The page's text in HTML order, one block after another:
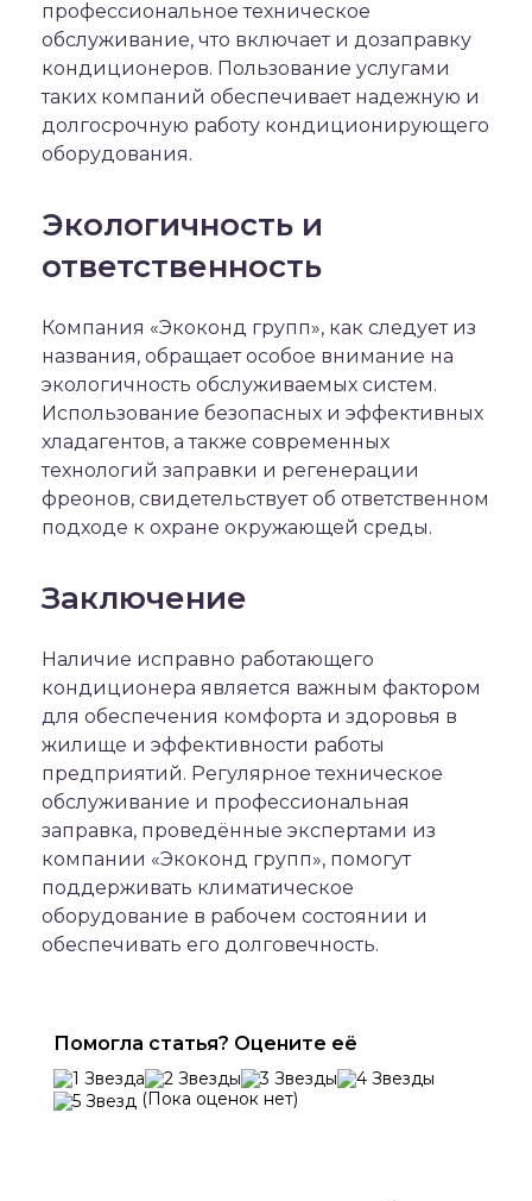
профессиональное техническое
обслуживание, что включает и дозаправку
кондиционеров. Пользование услугами
таких компаний обеспечивает надежную и
долгосрочную работу кондиционирующего
оборудования.
Экологичность и
ответственность
Компания «Экоконд групп», как следует из
названия, обращает особое внимание на
экологичность обслуживаемых систем.
Использование безопасных и эффективных
хладагентов, а также современных
технологий заправки и регенерации
фреонов, свидетельствует об ответственном
подходе к охране окружающей среды.
Заключение
Наличие исправно работающего
кондиционера является важным фактором
для обеспечения комфорта и здоровья в
жилище и эффективности работы
предприятий. Регулярное техническое
обслуживание и профессиональная
заправка, проведённые экспертами из
компании «Экоконд групп», помогут
поддерживать климатическое
оборудование в рабочем состоянии и
обеспечивать его долговечность.
Помогла статья? Оцените её
(Пока оценок нет)